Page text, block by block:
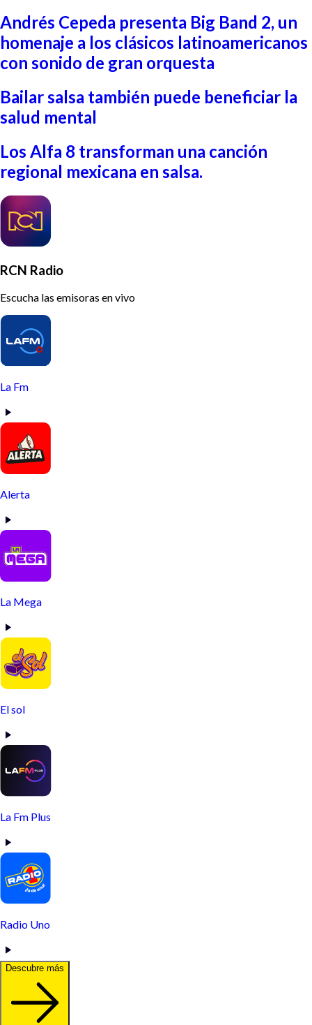
Andrés Cepeda presenta Big Band 2, un
homenaje a los clásicos latinoamericanos
con sonido de gran orquesta
Bailar salsa también puede beneficiar la
salud mental
Los Alfa 8 transforman una canción
regional mexicana en salsa.
RCN Radio
Escucha las emisoras en vivo
La Fm
Alerta
La Mega
El sol
La Fm Plus
Radio Uno
Descubre más